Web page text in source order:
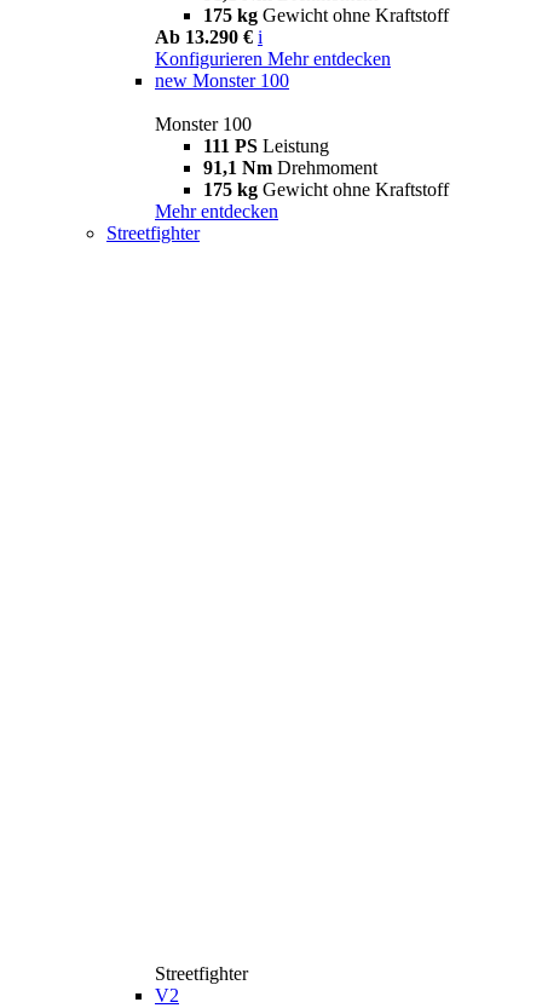
175 kg Gewicht ohne Kraftstoff
Ab 13.290 € i
Konfigurieren Mehr entdecken
new Monster 100
Monster 100
111 PS Leistung
91,1 Nm Drehmoment
175 kg Gewicht ohne Kraftstoff
Mehr entdecken
Streetfighter
Streetfighter
V2